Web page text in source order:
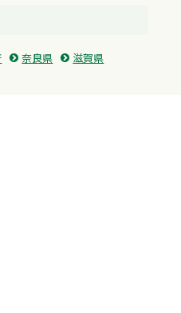
奈良県
滋賀県